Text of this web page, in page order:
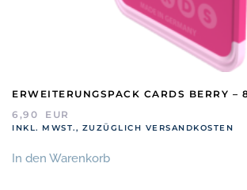
ERWEITERUNGSPACK CARDS BERRY –
6,90
EUR
INKL. MWST., ZUZÜGLICH VERSANDKOSTEN
In den Warenkorb